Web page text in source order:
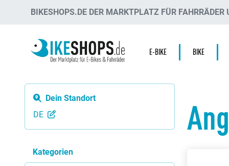
BIKESHOPS.DE DER MARKTPLATZ FÜR FAHRRÄDER
E-BIKE BIKE
Dein Standort
DE
Kategorien